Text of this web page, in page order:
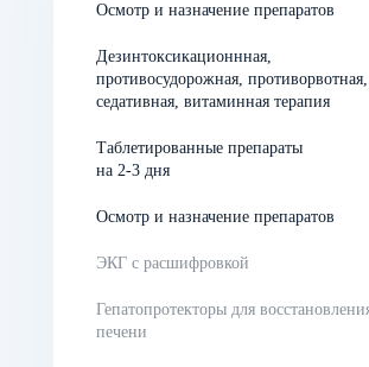
потери жидкости при рвоте, диарее,
физической активности или в условиях
негативно сказывается на работе сердца.
Капельницы восполняют уровень
сосудам).
Сердечная недостаточность
Осмотр и назначение препаратов
Дезинтоксикационнная,
противосудорожная, противорвотная,
седативная, витаминная терапия
Таблетированные препараты
на 2-3 дня
Осмотр и назначение препаратов
ЭКГ с расшифровкой
Гепатопротекторы для
печени